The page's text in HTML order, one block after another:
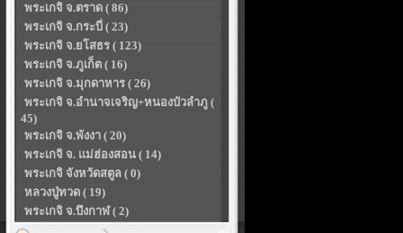
พระเกจิ จ.ตราด ( 86)
พระเกจิ จ.กระบี่ ( 23)
พระเกจิ จ.ยโสธร ( 123)
พระเกจิ จ.ภูเก็ต ( 16)
พระเกจิ จ.มุกดาหาร ( 26)
พระเกจิ จ.อำนาจเจริญ+หนองบัวลำภู (
45)
พระเกจิ จ.พังงา ( 20)
พระเกจิ จ. แม่ฮ่องสอน ( 14)
พระเกจิ จังหวัดสตูล ( 0)
หลวงปู่ทวด ( 19)
พระเกจิ จ.บึงกาฬ ( 2)